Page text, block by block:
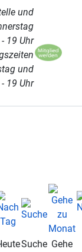
und
19 Uhr
und
19 Uhr
Suche Gehe